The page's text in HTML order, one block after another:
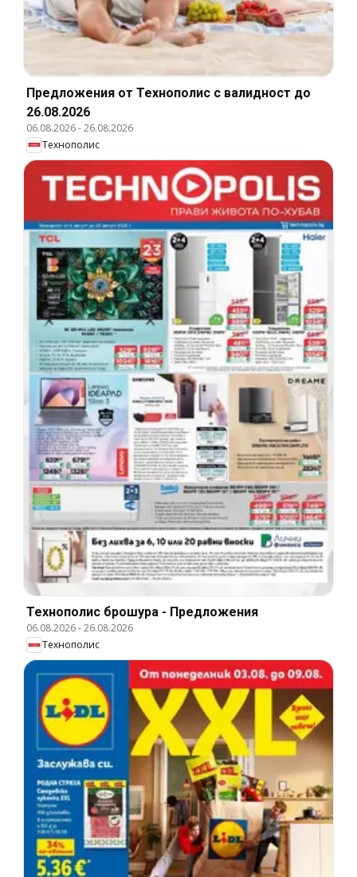
Предложения от Технополис с валидност до
26.08.2026
06.08.2026-26.08.2026
Технополис
Технополис брошура - Предложения
06.08.2026-26.08.2026
Технополис